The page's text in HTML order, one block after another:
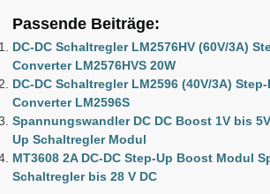
Passende Beiträge:
DC-DC Schaltregler LM2576HV (60V/3A)
Converter LM2576HVS 20W
DC-DC Schaltregler LM2596 (40V/3A)
Converter LM2596S
Spannungswandler DC DC Boost 1V bis
Up Schaltregler Modul
MT3608 2A DC-DC Step-Up Boost Modul
Schaltregler bis 28 V DC